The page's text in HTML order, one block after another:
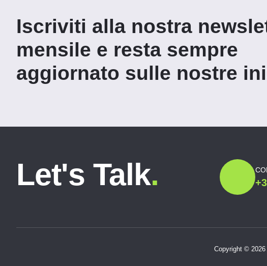
Iscriviti alla nostra
mensile e resta sempre
aggiornato sulle nostre
Let's Talk.
Copyright © 2026